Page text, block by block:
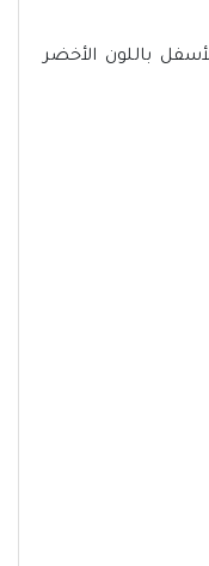
باللون الأخضر